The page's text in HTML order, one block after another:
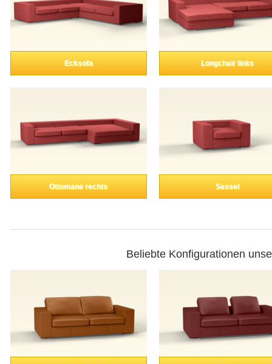
Ecksofa Longchair links
Ottomane rechts Sessel
Beliebte Konfigurationen